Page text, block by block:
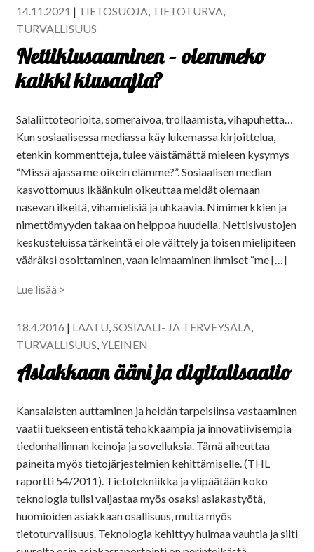
14.11.2021 | TIETOSUOJA, TIETOTURVA,
TURVALLISUUS
Nettikiusaaminen – olemmeko
kaikki kiusaajia?
Salaliittoteorioita, someraivoa, trollaamista, vihapuhetta…
Kun sosiaalisessa mediassa käy lukemassa kirjoittelua,
etenkin kommentteja, tulee väistämättä mieleen kysymys
“Missä ajassa me oikein elämme?”. Sosiaalisen median
kasvottomuus ikäänkuin oikeuttaa meidät olemaan
nasevan ilkeitä, vihamielisiä ja uhkaavia. Nimimerkkien ja
nimettömyyden takaa on helppoa huudella. Nettisivustojen
keskusteluissa tärkeintä ei ole väittely ja toisen mielipiteen
vääräksi osoittaminen, vaan leimaaminen ihmiset “me […]
Lue lisää >
18.4.2016 | LAATU,SOSIAALI- JA TERVEYSALA,
TURVALLISUUS,YLEINEN
Asiakkaan ääni ja digitalisaatio
Kansalaisten auttaminen ja heidän tarpeisiinsa vastaaminen
vaatii tuekseen entistä tehokkaampia ja innovatiivisempia
tiedonhallinnan keinoja ja sovelluksia. Tämä aiheuttaa
paineita myös tietojärjestelmien kehittämiselle. (THL
raportti 54/2011). Tietotekniikka ja ylipäätään koko
teknologia tulisi valjastaa myös osaksi asiakastyötä,
huomioiden asiakkaan osallisuus, mutta myös
tietoturvallisuus. Teknologia kehittyy huimaa vauhtia ja silti